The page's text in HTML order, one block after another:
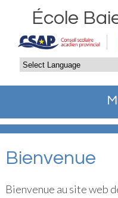
École
Bienvenue
Bienvenue au site web